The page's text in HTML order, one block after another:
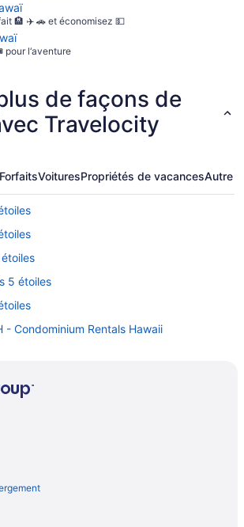
🏨 ✈️ 🚗 et économisez 💵
l‘aventure
de façons de
Travelocity
ForfaitsVoituresPropriétés de vacancesAutre
5 étoiles
- Condominium Rentals Hawaii
dans les arbres
avec casino – Honolulu
au bord de la plage – Honolulu